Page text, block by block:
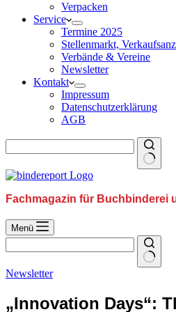
Verpacken
Service
Termine 2025
Stellenmarkt,
Verbände & Vereine
Newsletter
Kontakt
Impressum
Datenschutzerklärung
AGB
Fachmagazin für Buchbinderei
Menü
Newsletter
„Innovation Days“: